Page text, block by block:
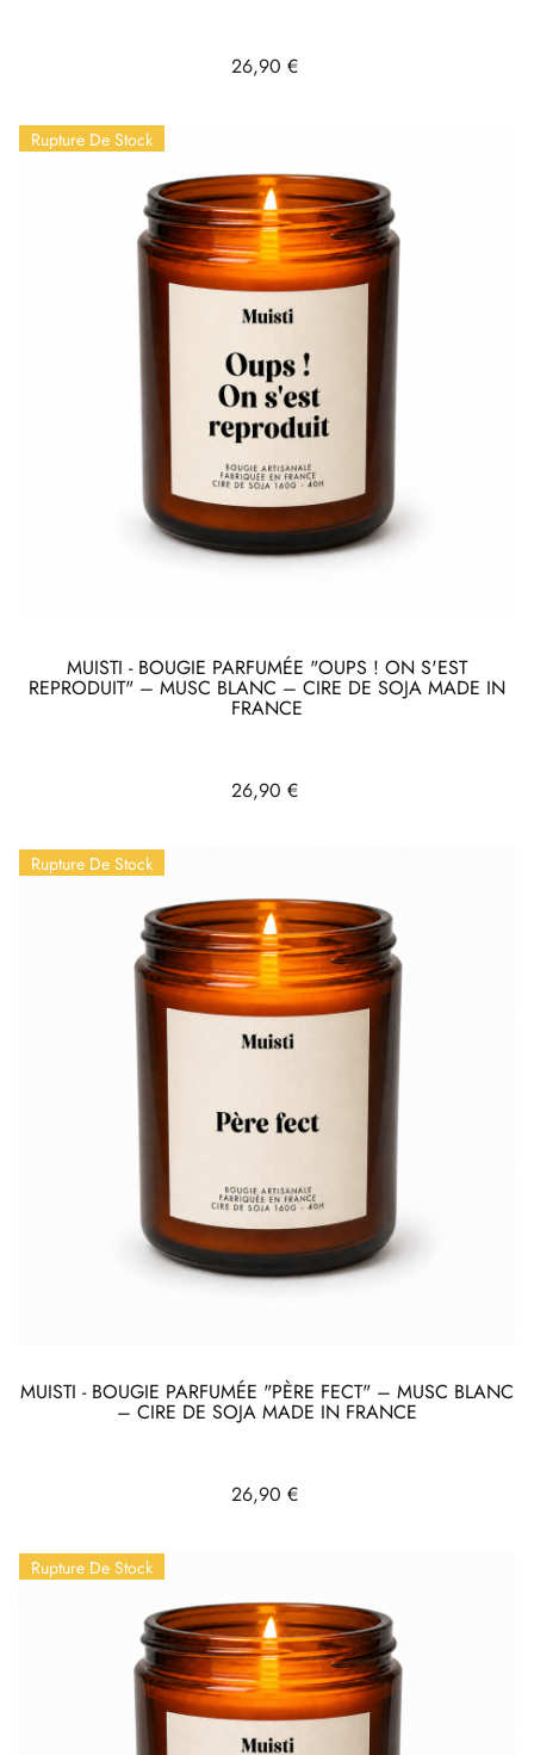
Prix
26,90 €
Rupture De Stock
MUISTI - BOUGIE PARFUMÉE "OUPS ! ON S'EST
REPRODUIT" – MUSC BLANC – CIRE DE SOJA MADE IN
FRANCE
Prix
26,90 €
Rupture De Stock
MUISTI - BOUGIE PARFUMÉE "PÈRE FECT" – MUSC BLANC
– CIRE DE SOJA MADE IN FRANCE
Prix
26,90 €
Rupture De Stock